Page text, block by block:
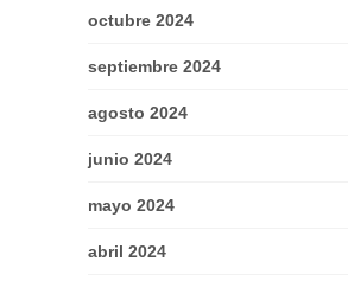
octubre 2024
septiembre 2024
agosto 2024
junio 2024
mayo 2024
abril 2024